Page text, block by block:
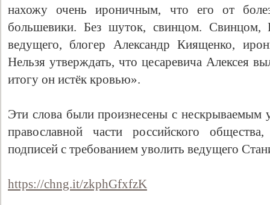
нахожу очень ироничным, что его от
большевики. Без шуток, свинцом.
ведущего, блогер Александр Киященко,
Нельзя утверждать, что цесаревича Алексея
итогу он истёк кровью».
Эти слова были произнесены с нескрываемым
православной части российского
подписей с требованием уволить ведущего
https://chng.it/zkphGfxfzK